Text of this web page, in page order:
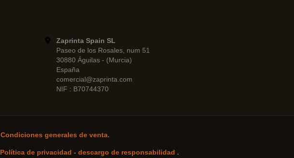
Zaprinta Spain SL
Paseo de los Rosales, num 51
30880 Águilas - (Murcia)
España
comercial@zaprinta.com
NIF : B70744370
Condiciones generales de venta.
Política de privacidad - descargo de responsabilidad .